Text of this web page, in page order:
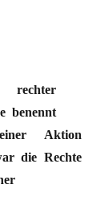
rechter
benennt
Aktion
die Rechte